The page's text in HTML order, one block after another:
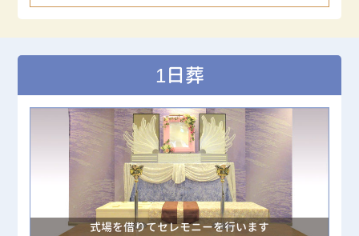
1日葬
式場を借りてセレモニーを行います